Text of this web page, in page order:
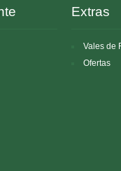
Extras
Vales de
Ofertas